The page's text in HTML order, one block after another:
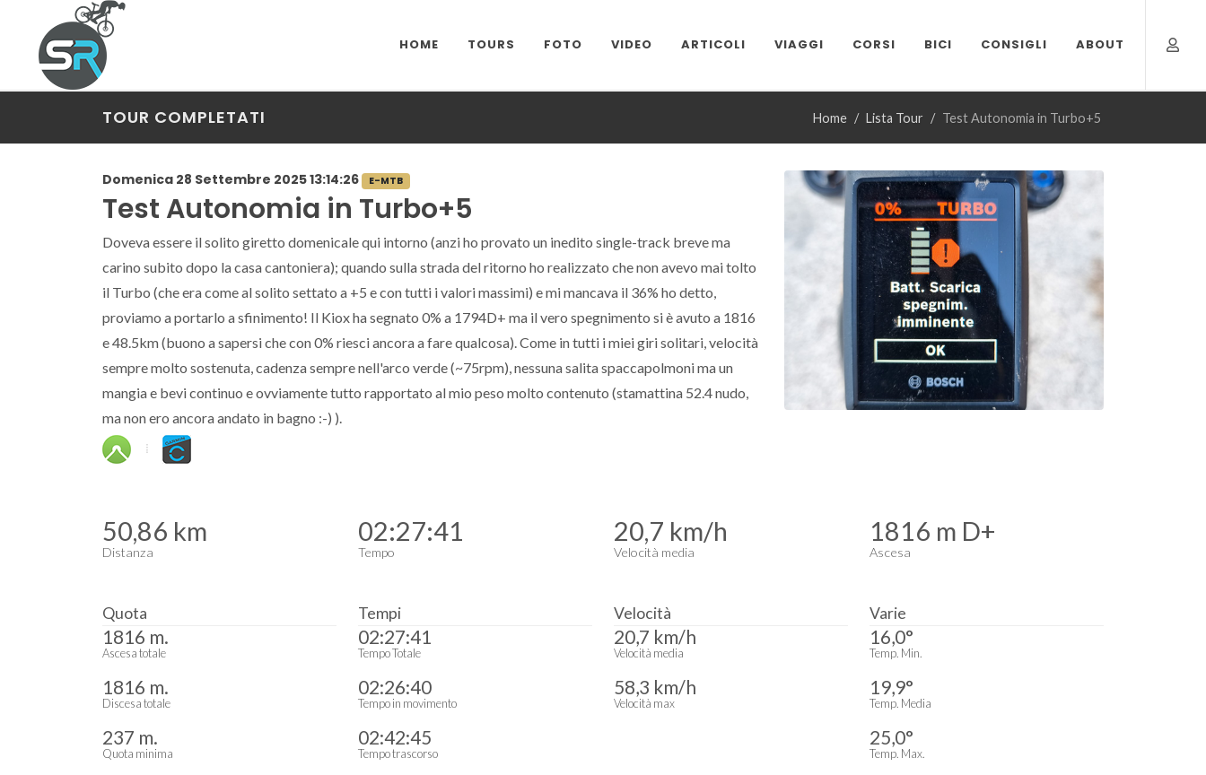
HOME TOURS FOTO VIDEO ARTICOLI VIAGGI CORSI BICI CONSIGLI ABOUT
TOUR COMPLETATI Home Lista Tour Test Autonomia in Turbo+5
Domenica 28 Settembre 2025 13:14:26 E-MTB
Test Autonomia in Turbo+5
Doveva essere il solito giretto domenicale qui intorno (anzi ho provato un inedito single-track breve ma
carino subito dopo la casa cantoniera); quando sulla strada del ritorno ho realizzato che non avevo mai tolto
il Turbo (che era come al solito settato a +5 e con tutti i valori massimi) e mi mancava il 36% ho detto,
proviamo a portarlo a sfinimento! Il Kiox ha segnato 0% a 1794D+ ma il vero spegnimento si è avuto a 1816
e 48.5km (buono a sapersi che con 0% riesci ancora a fare qualcosa). Come in tutti i miei giri solitari, velocità
sempre molto sostenuta, cadenza sempre nell'arco verde (~75rpm), nessuna salita spaccapolmoni ma un
mangia e bevi continuo e ovviamente tutto rapportato al mio peso molto contenuto (stamattina 52.4 nudo,
ma non ero ancora andato in bagno :-) ).
50,86 km
Distanza
02:27:41
Tempo
20,7 km/h
Velocità media
1816 m D+
Ascesa
Quota
1816 m.
Ascesa totale
1816 m.
Discesa totale
237 m.
Quota minima
Tempi
02:27:41
Tempo Totale
02:26:40
Tempo in movimento
02:42:45
Tempo trascorso
Velocità
20,7 km/h
Velocità media
58,3 km/h
Velocità max
Varie
16,0°
Temp. Min.
19,9°
Temp. Media
25,0°
Temp. Max.